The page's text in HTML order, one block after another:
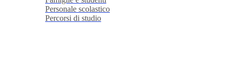
Personale scolastico
Percorsi di studio